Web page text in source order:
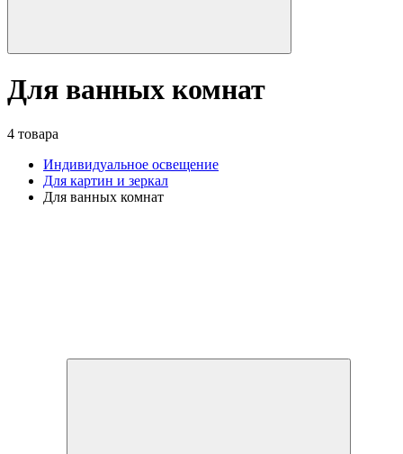
Для ванных комнат
4 товара
Индивидуальное освещение
Для картин и зеркал
Для ванных комнат